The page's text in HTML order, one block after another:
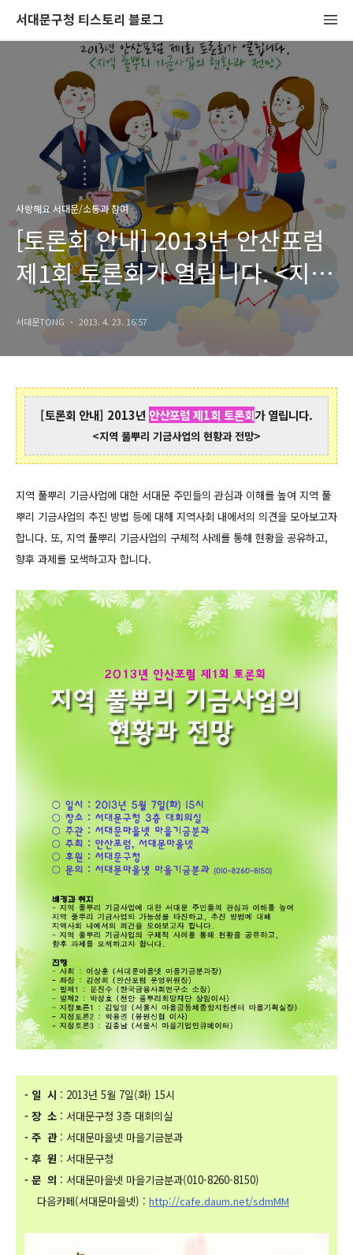
서대문구청 티스토리 블로그
사랑해요 서대문/소통과 참여
[토론회 안내] 2013년 안산포럼
제1회 토론회가 열립니다. <지역
풀뿌리 기금사업의 현황과 전망>
서대문TONG 2013. 4. 23. 16:57
[토론회 안내] 2013년 안산포럼 제1회 토론회가 열립니다.
<지역 풀뿌리 기금사업의 현황과 전망>
지역 풀뿌리 기금사업에 대한 서대문 주민들의 관심과 이해를 높여 지역 풀
뿌리 기금사업의 추진 방법 등에 대해 지역사회 내에서의 의견을 모아보고자
합니다. 또, 지역 풀뿌리 기금사업의 구체적 사례를 통해 현황을 공유하고,
향후 과제를 모색하고자 합니다.
- 일 시 : 2013년 5월 7일(화) 15시
- 장 소 : 서대문구청 3층 대회의실
- 주 관: 서대문마을넷 마을기금분과
- 후 원 : 서대문구청
- 문 의 : 서대문마을넷 마을기금분과(010-8260-8150)
다음카페(서대문마을넷) : http://cafe.daum.net/sdmMM